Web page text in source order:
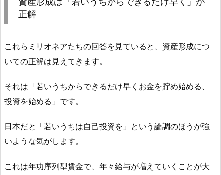
正解
これらミリオネアたちの回答を見ていると、資産形成につ
いての正解は見えてきます。
それは「若いうちからできるだけ早くお金を貯め始める、
投資を始める」です。
日本だと「若いうちは自己投資を」という論調のほうが強
いような気がします。
これは年功序列型賃金で、年々給与が増えていくことが大